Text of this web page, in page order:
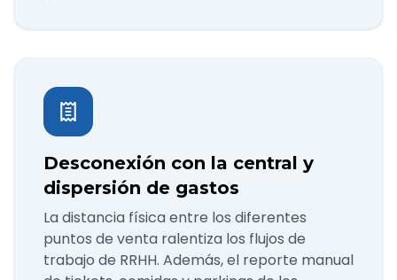
Desconexión con la central y
dispersión de gastos
La distancia física entre los diferentes
puntos de venta ralentiza los flujos de
trabajo de RRHH. Además, el reporte manual